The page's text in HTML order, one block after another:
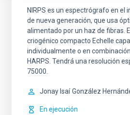
NIRPS es un espectrógrafo en el
de nueva generación, que usa
alimentado por un haz de fibras.
criogénico compacto Echelle
individualmente o en
HARPS. Tendrá una resolución
75000.
Jonay Isaí González
En ejecución